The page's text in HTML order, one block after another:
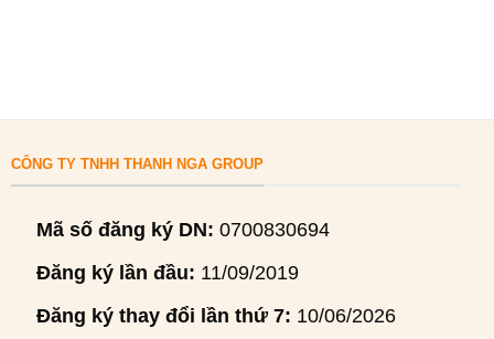
CÔNG TY TNHH THANH NGA GROUP
Mã số đăng ký DN: 0700830694
Đăng ký lần đầu: 11/09/2019
Đăng ký thay đổi lần thứ 7: 10/06/2026